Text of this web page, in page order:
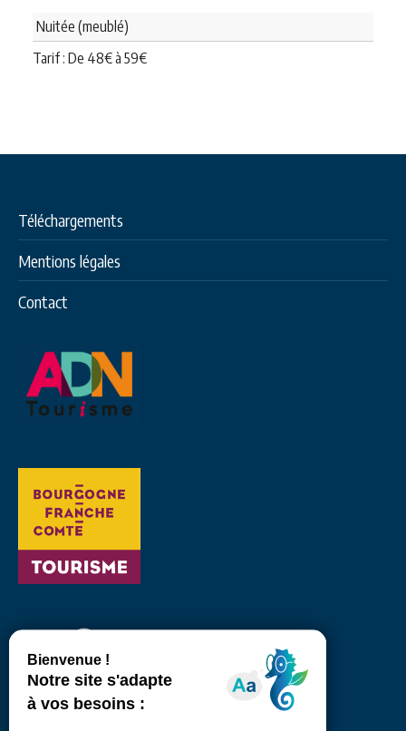
Nuitée (meublé)
Tarif : De 48€à 59€
Téléchargements
Mentions légales
Contact